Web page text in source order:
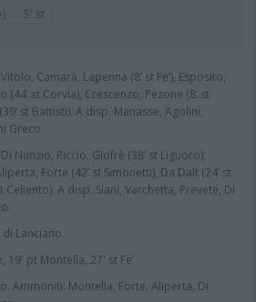
5' st
Camara, Lapenna (8’ st Fe’), Esposito,
(44’ st Corvia), Crescenzo, Pezone (8’ st
st Battisti). A disp. Manasse, Agolini,
Greco
Nunzio, Riccio, Giofrè (38’ st Liguoro);
Forte (42’ st Simonetti), Da Dalt (24’ st
Celiento). A disp. Siani, Varchetta, Prevete, Di
Lanciano.
19' pt Montella, 27' st Fe’
Ammoniti: Montella, Forte, Aliperta, Di